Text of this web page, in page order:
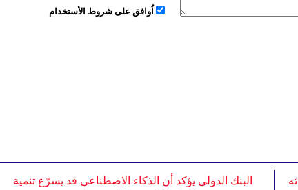
اُوافق على شروط الأستخدام
البنك الدولي يؤكد أن الذكاء الاصطناعي قد يسرّع تنمية